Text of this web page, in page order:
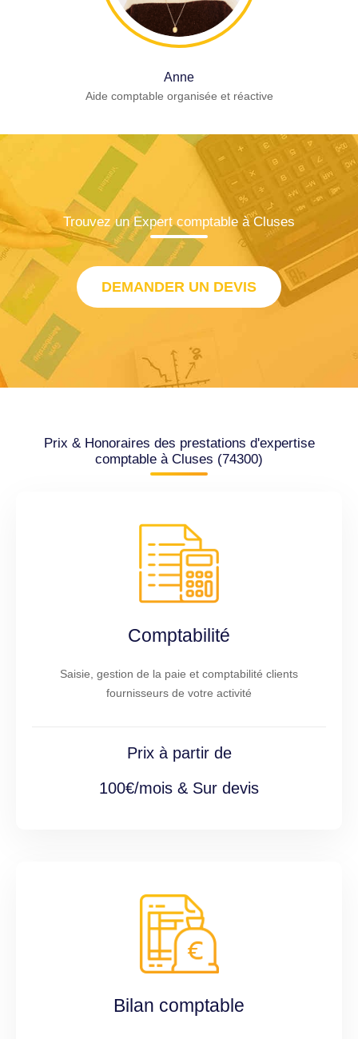
Anne
Aide comptable organisée et réactive
Trouvez un Expert comptable à Cluses
DEMANDER UN DEVIS
Prix & Honoraires des prestations d'expertise
comptable à Cluses (74300)
Comptabilité
Saisie, gestion de la paie et comptabilité clients
fournisseurs de votre activité
Prix à partir de
100€/mois & Sur devis
Bilan comptable